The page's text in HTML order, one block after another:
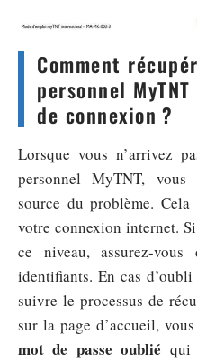
Comment
personnel
de connexion ?
Lorsque vous n’arrivez
personnel MyTNT, vous
source du problème.
votre connexion internet.
ce niveau, assurez-
identifiants. En cas
suivre le processus de
sur la page d’accueil,
mot de passe oublié qui